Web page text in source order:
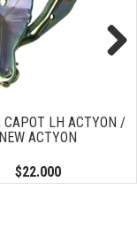
CAPOT LH ACTYON /
NEW ACTYON
$22.000